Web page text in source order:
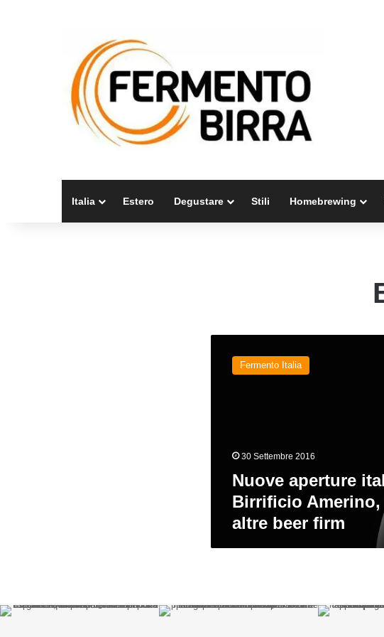
Italia Estero Degustare Stili Homebrewing
aperture
italiane:
Fermento Italia
30 Settembre 2016
Nuove aperture
Birrificio Amerino,
altre beer firm